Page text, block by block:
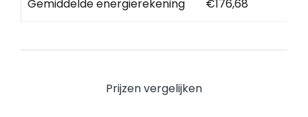
Gemiddelde energierekening €176,68
Prijzen vergelijken